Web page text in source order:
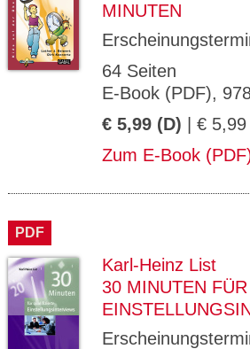
MINUTEN
64 Seiten
E-Book (PDF),
€ 5,99 (D) | €
Zum E-Book
PDF
Karl-Heinz List
30 MINUTEN